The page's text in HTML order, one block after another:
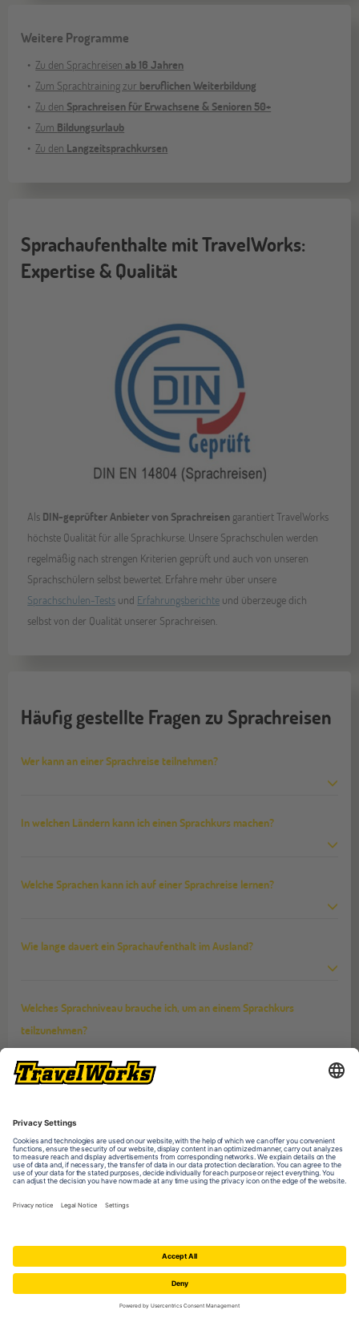
Weitere Programme
Zu den Sprachreisenab 16 Jahren
Zum Sprachtraining zur beruflichen Weiterbildung
Zu den Sprachreisen für Erwachsene & Senioren 50+
Zum Bildungsurlaub
Zu den Langzeitsprachkursen
Sprachaufenthalte mit TravelWorks:
Expertise & Qualität
Als DIN-geprüfter Anbieter von Sprachreisen garantiert TravelWorks
höchste Qualität für alle Sprachkurse. Unsere Sprachschulen werden
regelmäßig nach strengen Kriterien geprüft und auch von unseren
Sprachschülern selbst bewertet. Erfahre mehr über unsere
Sprachschulen-Tests und Erfahrungsberichte und überzeuge dich
selbst von der Qualität unserer Sprachreisen.
Häufig gestellte Fragen zu Sprachreisen
Wer kann an einer Sprachreise teilnehmen?
In welchen Ländern kann ich einen Sprachkurs machen?
Welche Sprachen kann ich auf einer Sprachreise lernen?
Wie lange dauert ein Sprachaufenthalt im Ausland?
Welches Sprachniveau brauche ich, um an einem Sprachkurs
teilzunehmen?
DU BIST HIER:
Was willst du machen?
Reisen & Sprachen lernen
PROGRAMME IM ÜBERBLICK QUICKLINKS